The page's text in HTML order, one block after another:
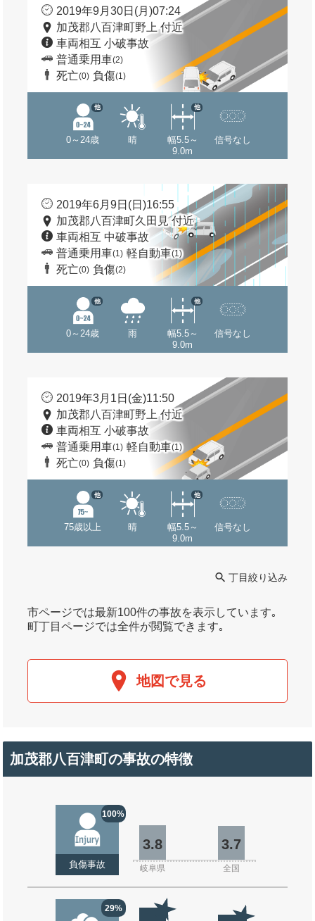
2019年9月30日(月)07:24
加茂郡八百津町野上 付近
車両相互 小破事故
普通乗用車(2)
死亡(0) 負傷(1)
0～24歳
他
晴
幅5.5～
9.0m
他
信号なし
2019年6月9日(日)16:55
加茂郡八百津町久田見 付近
車両相互 中破事故
普通乗用車(1) 軽自動車(1)
死亡(0) 負傷(2)
0～24歳
他
雨
幅5.5～
9.0m
他
信号なし
2019年3月1日(金)11:50
加茂郡八百津町野上 付近
車両相互 小破事故
普通乗用車(1) 軽自動車(1)
死亡(0) 負傷(1)
75歳以上
他
晴
幅5.5～
9.0m
他
信号なし
丁目絞り込み
市ページでは最新100件の事故を表示しています｡
町丁目ページでは全件が閲覧できます｡
地図で見る
加茂郡八百津町の事故の特徴
100%
負傷事故
3.8 3.7
岐阜県 全国
29%